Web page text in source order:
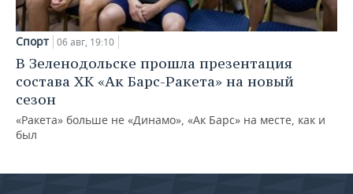
Спорт 06 авг, 19:10
В Зеленодольске прошла презентация
состава ХК «Ак Барс-Ракета» на новый
сезон
«Ракета» больше не «Динамо», «Ак Барс» на месте, как и
был